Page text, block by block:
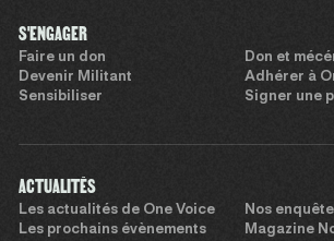
S'ENGAGER
Faire un don
Don et
Devenir Militant
Adhérer à
Sensibiliser
Signer une
ACTUALITÉS
Les actualités de One Voice
Nos
Les prochains évènements
Magazine